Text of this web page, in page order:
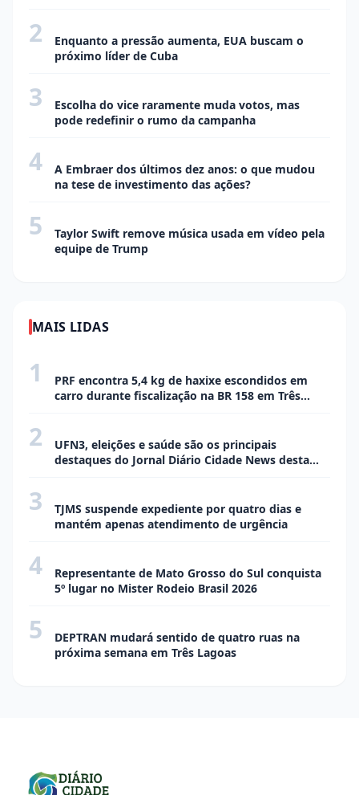
2
Enquanto a pressão aumenta, EUA buscam o
próximo líder de Cuba
3
Escolha do vice raramente muda votos, mas
pode redefinir o rumo da campanha
4
A Embraer dos últimos dez anos: o que mudou
na tese de investimento das ações?
5
Taylor Swift remove música usada em vídeo pela
equipe de Trump
MAIS LIDAS
1
PRF encontra 5,4 kg de haxixe escondidos em
carro durante fiscalização na BR 158 em Três
2
UFN3, eleições e saúde são os principais
destaques do Jornal Diário Cidade News desta
3
TJMS suspende expediente por quatro dias e
mantém apenas atendimento de urgência
4
Representante de Mato Grosso do Sul conquista
5º lugar no Mister Rodeio Brasil 2026
5
DEPTRAN mudará sentido de quatro ruas na
próxima semana em Três Lagoas